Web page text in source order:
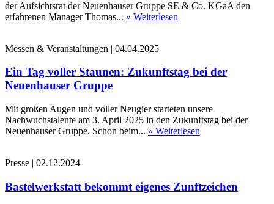
der Aufsichtsrat der Neuenhauser Gruppe SE & Co. KGaA den
erfahrenen Manager Thomas... » Weiterlesen
Messen & Veranstaltungen | 04.04.2025
Ein Tag voller Staunen: Zukunftstag bei der
Neuenhauser Gruppe
Mit großen Augen und voller Neugier starteten unsere
Nachwuchstalente am 3. April 2025 in den Zukunftstag bei der
Neuenhauser Gruppe. Schon beim... » Weiterlesen
Presse | 02.12.2024
Bastelwerkstatt bekommt eigenes Zunftzeichen